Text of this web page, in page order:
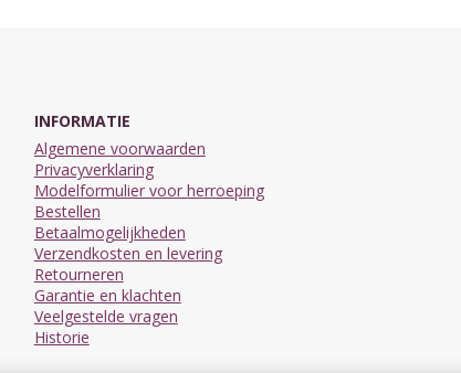
INFORMATIE
Algemene voorwaarden
Privacyverklaring
Modelformulier voor herroeping
Bestellen
Betaalmogelijkheden
Verzendkosten en levering
Retourneren
Garantie en klachten
Veelgestelde vragen
Historie